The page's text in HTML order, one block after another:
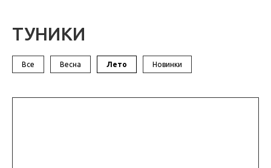
ТУНИКИ
Все Весна Лето Новинки